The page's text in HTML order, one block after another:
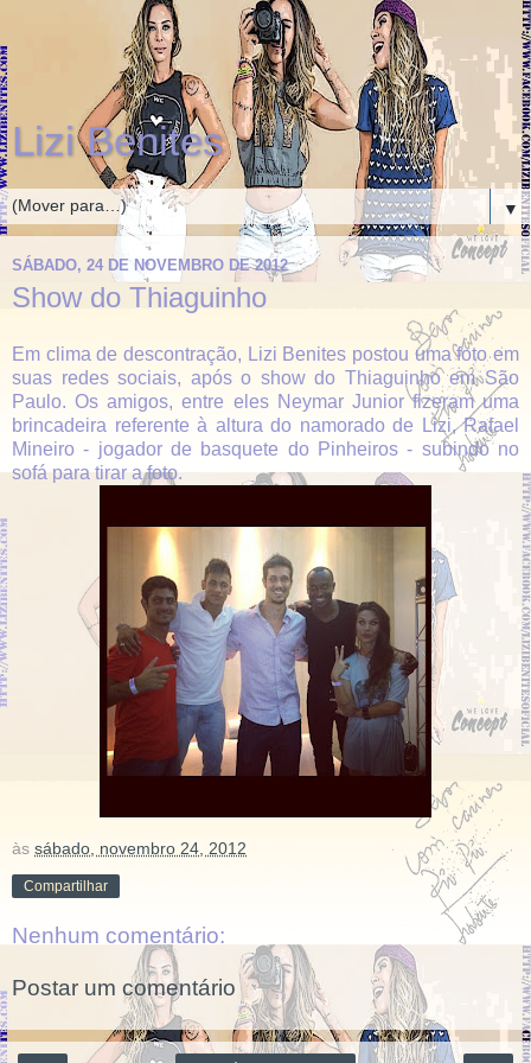
Lizi Benites
▼
SÁBADO, 24 DE NOVEMBRO DE 2012
Show do Thiaguinho
Em clima de descontração, Lizi Benites postou uma foto em
suas redes sociais, após o show do Thiaguinho em São
Paulo. Os amigos, entre eles Neymar Junior fizeram uma
brincadeira referente à altura do namorado de Lizi, Rafael
Mineiro - jogador de basquete do Pinheiros - subindo no
sofá para tirar a foto.
às sábado, novembro 24, 2012
Compartilhar
Nenhum comentário:
Postar um comentário